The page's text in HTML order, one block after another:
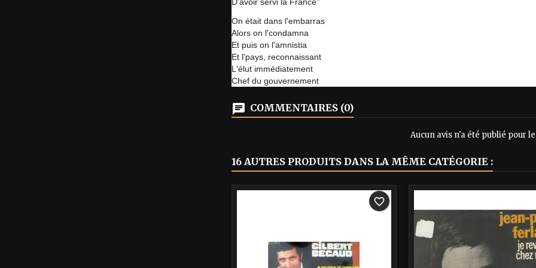
On était dans l'embarras
Alors on l'condamna
Et puis on l'amnistia
Et l'pays, reconnaissant
L'élut immédiatement
Chef du gouvernement
COMMENTAIRES (0)
Aucun avis n'a été publié pour
16 AUTRES PRODUITS DANS LA MÊME CATÉGORIE :
favorite_border